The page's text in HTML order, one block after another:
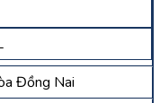
Đồng Nai